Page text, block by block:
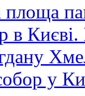
площа
в
у